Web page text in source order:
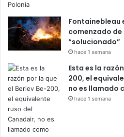
Fontainebleau
comenzado de
“solucionado”
hace 1 semana
Esta es la
200, el
no es llamado
hace 1 semana